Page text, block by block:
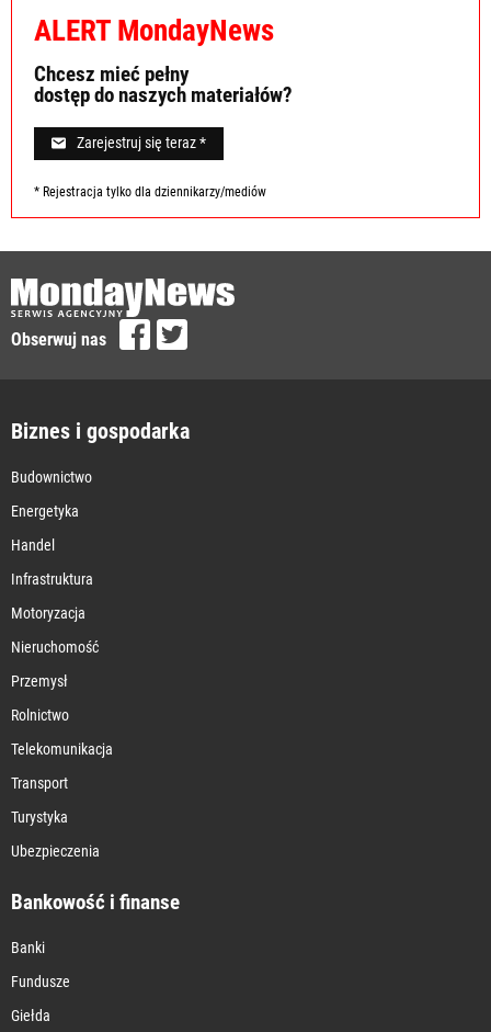
ALERT MondayNews
Chcesz mieć pełny
dostęp do naszych materiałów?
Zarejestruj się teraz *
* Rejestracja tylko dla dziennikarzy/mediów
Obserwuj nas
Biznes i gospodarka
Budownictwo
Energetyka
Handel
Infrastruktura
Motoryzacja
Nieruchomość
Przemysł
Rolnictwo
Telekomunikacja
Transport
Turystyka
Ubezpieczenia
Bankowość i finanse
Banki
Fundusze
Giełda